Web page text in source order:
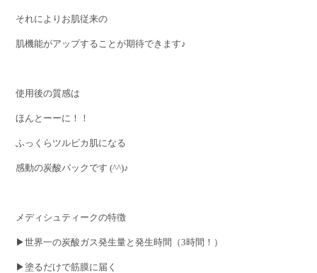
それによりお肌従来の
肌機能がアップすることが期待できます♪
使用後の質感は
ほんとーーに！！
ふっくらツルピカ肌になる
感動の炭酸パックです (^^)♪
メディシュティークの特徴
▶世界一の炭酸ガス発生量と発生時間（3時間！）
▶塗るだけで筋膜に届く